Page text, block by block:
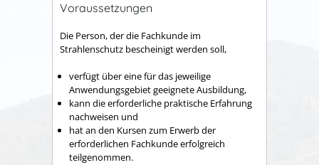
Voraussetzungen
Die Person, der die Fachkunde im
Strahlenschutz bescheinigt werden soll,
verfügt über eine für das jeweilige
Anwendungsgebiet geeignete Ausbildung,
kann die erforderliche praktische Erfahrung
nachweisen und
hat an den Kursen zum Erwerb der
erforderlichen Fachkunde erfolgreich
teilgenommen.